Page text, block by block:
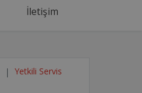
İletişim
Yetkili Servis